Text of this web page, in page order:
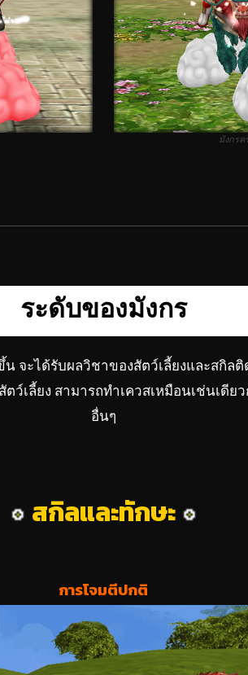
มังกรค
ระดับของมังกร
น จะได้รับผลวิชาของสัตว์เลี้ยงและสกิล
ว์เลี้ยง สามารถทำเควสเหมือนเช่นเดีย
อื่นๆ
สกิลและทักษะ
การโจมตีปกติ